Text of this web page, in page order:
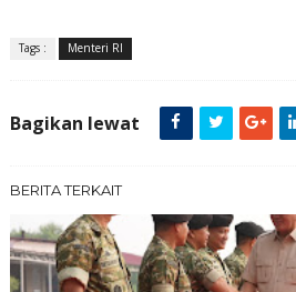
Tags : Menteri RI
Bagikan lewat
BERITA TERKAIT